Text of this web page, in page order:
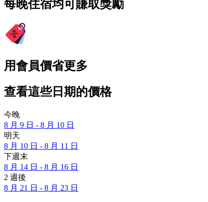
每晚住宿均可賺取獎勵
用會員價省更多
查看這些日期的價格
今晚
8 月 9 日 - 8 月 10 日
明天
8 月 10 日 - 8 月 11 日
下週末
8 月 14 日 - 8 月 16 日
2 週後
8 月 21 日 - 8 月 23 日